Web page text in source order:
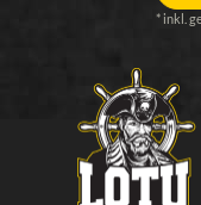
* inkl.